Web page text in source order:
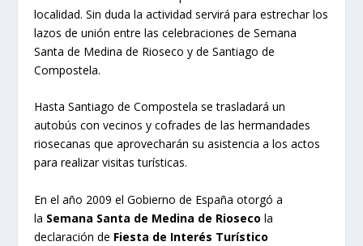
localidad. Sin duda la actividad servirá para estrechar los
lazos de unión entre las celebraciones de Semana
Santa de Medina de Rioseco y de Santiago de
Compostela.
Hasta Santiago de Compostela se trasladará un
autobús con vecinos y cofrades de las hermandades
riosecanas que aprovecharán su asistencia a los actos
para realizar visitas turísticas.
En el año 2009 el Gobierno de España otorgó a
la Semana Santa de Medina de Rioseco la
declaración de Fiesta de Interés Turístico